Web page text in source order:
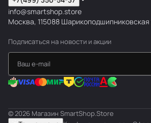
info@smartshop.store
Москва, 115088
Подписаться на новости и акции
© 2026 Магазин SmartShop.Store